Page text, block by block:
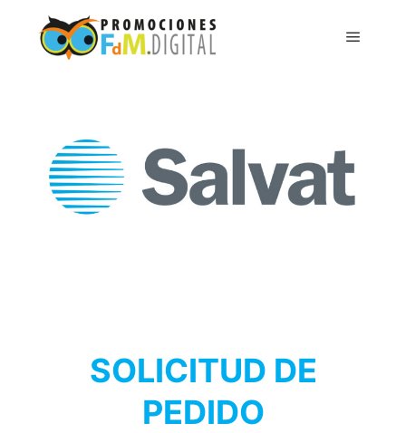
SOLICITUD DE
PEDIDO